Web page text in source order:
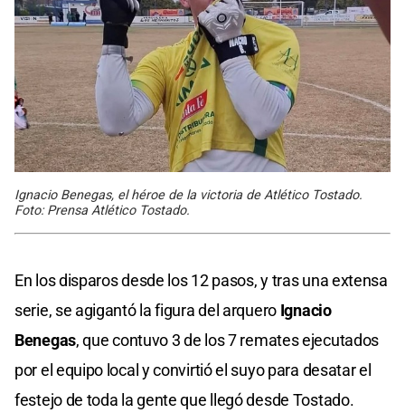
Ignacio Benegas, el héroe de la victoria de Atlético Tostado.
Foto: Prensa Atlético Tostado.
En los disparos desde los 12 pasos, y tras una extensa
serie, se agigantó la figura del arquero Ignacio
Benegas, que contuvo 3 de los 7 remates ejecutados
por el equipo local y convirtió el suyo para desatar el
festejo de toda la gente que llegó desde Tostado.